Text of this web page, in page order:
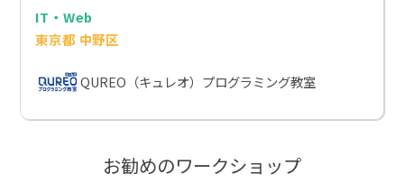
IT・Web
東京都 中野区
QUREO（キュレオ）プログラミング教室
お勧めのワークショップ